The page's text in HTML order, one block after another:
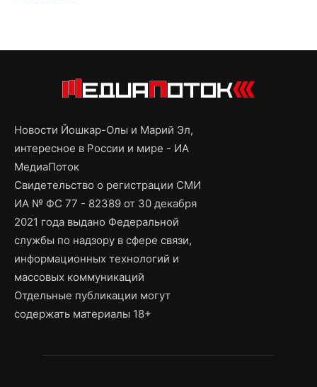
Новости Йошкар-Олы и Марий Эл,
интересное в России и мире - ИА
МедиаПоток
Свидетельство о регистрации СМИ
ИА № ФС 77 - 82389 от 30 декабря
2021 года выдано Федеральной
службы по надзору в сфере связи,
информационных технологий и
массовых коммуникаций
Отдельные публикации могут
содержать материалы 18+